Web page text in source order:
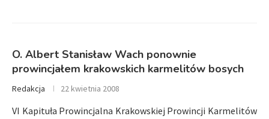
O. Albert Stanisław Wach ponownie
prowincjałem krakowskich karmelitów bosych
Redakcja 22 kwietnia 2008
VI Kapituła Prowincjalna Krakowskiej Prowincji Karmelitów